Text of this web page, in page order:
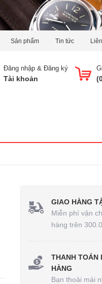
Sản phẩm Tin tức
(
Đăng nhập & Đăng ký
Tài khoản
GIAO HÀNG
Miễn phí vận
hàng trên
THANH TOÁN
HÀNG
Bạn thoải mái